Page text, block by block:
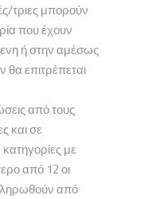
τριες μπορούν
που έχουν
ή στην αμέσως
θα επιτρέπεται
από τους
και σε
με
από 12 οι
από